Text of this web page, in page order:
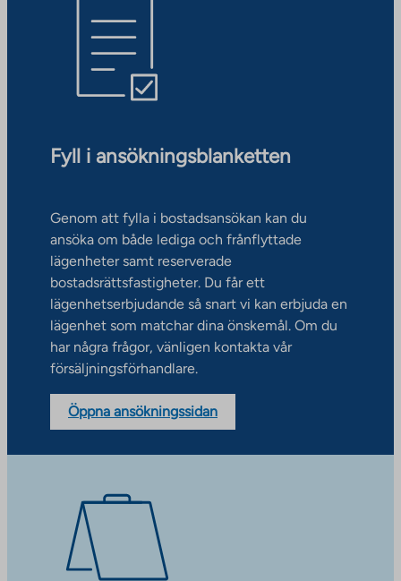
Fyll i ansökningsblanketten
Genom att fylla i bostadsansökan kan du
ansöka om både lediga och frånflyttade
lägenheter samt reserverade
bostadsrättsfastigheter. Du får ett
lägenhetserbjudande så snart vi kan erbjuda en
lägenhet som matchar dina önskemål. Om du
har några frågor, vänligen kontakta vår
försäljningsförhandlare.
Öppna ansökningssidan